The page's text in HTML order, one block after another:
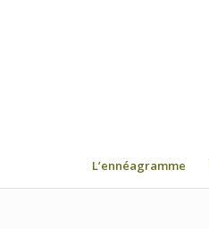
L’ennéagramme